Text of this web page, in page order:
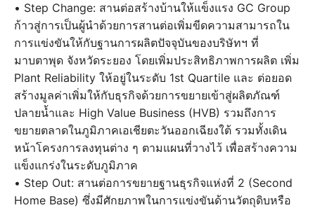
• Step Change: สานต่อสร้างบ้านให้แข็งแรง GC Group
ก้าวสู่การเป็นผู้นำด้วยการสานต่อเพิ่มขีดความสามารถใน
การแข่งขันให้กับฐานการผลิตปัจจุบันของบริษัทฯ ที่
มาบตาพุด จังหวัดระยอง โดยเพิ่มประสิทธิภาพการผลิต เพิ่ม
Plant Reliability ให้อยู่ในระดับ 1st Quartile และ ต่อยอด
สร้างมูลค่าเพิ่มให้กับธุรกิจด้วยการขยายเข้าสู่ผลิตภัณฑ์
ปลายน้ำและ High Value Business (HVB) รวมถึงการ
ขยายตลาดในภูมิภาคเอเชียตะวันออกเฉียงใต้ รวมทั้งเดิน
หน้าโครงการลงทุนต่าง ๆ ตามแผนที่วางไว้ เพื่อสร้างความ
แข็งแกร่งในระดับภูมิภาค
• Step Out: สานต่อการขยายฐานธุรกิจแห่งที่ 2 (Second
Home Base) ซึ่งมีศักยภาพในการแข่งขันด้านวัตถุดิบหรือ